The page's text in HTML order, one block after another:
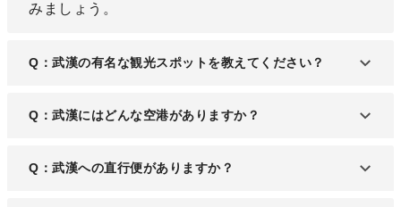
みましょう。
Q：武漢の有名な観光スポットを教えてください？
A：再建された楼閣である「黄鶴楼」、「武漢長江
Q：武漢にはどんな空港がありますか？
A：武漢には「武漢天河国際空港」があり、国内
Q：武漢への直行便がありますか？